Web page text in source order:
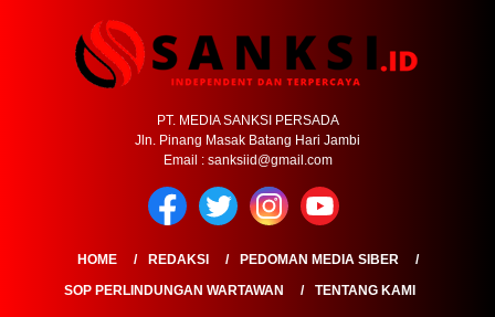
PT. MEDIA SANKSI PERSADA
Jln. Pinang Masak Batang Hari Jambi
Email : sanksiid@gmail.com
HOME REDAKSI
PEDOMAN MEDIA SIBER
SOP PERLINDUNGAN WARTAWAN
TENTANG KAMI